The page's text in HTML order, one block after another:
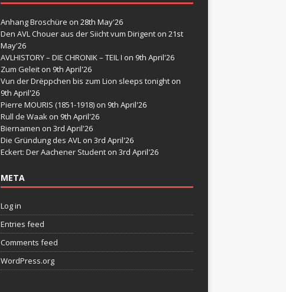
Anhang Broschüre on 28th May'26
Den AVL Chouer aus der Siicht vum Dirigenton 21st
May'26
AVLHISTORY – DIE CHRONIK – TEIL I on 9th April'26
Zum Geleiton 9th April'26
Vun der Drëppchen bis zum Lion sleeps tonighton
9th April'26
Pierre MOURIS (1851-1918)on 9th April'26
Rull de Waakon 9th April'26
Biernamen on 3rd April'26
Die Gründung des AVLon 3rd April'26
Eckert: Der Aachener Studenton 3rd April'26
META
Log in
Entries feed
Comments feed
WordPress.org